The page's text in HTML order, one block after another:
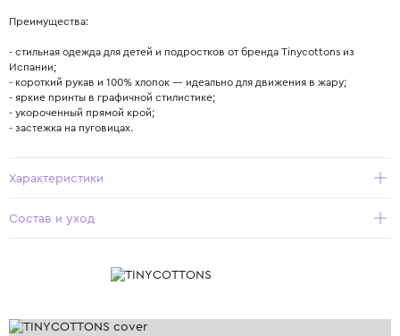
Преимущества:
- стильная одежда для детей и подростков от бренда Tinycottons из
Испании;
- короткий рукав и 100% хлопок — идеально для движения в жару;
- яркие принты в графичной стилистике;
- укороченный прямой крой;
- застежка на пуговицах.
Характеристики
Состав и уход